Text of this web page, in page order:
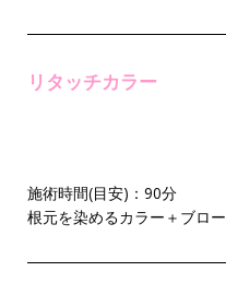
リタッチカラー
施術時間(目安)：90分
根元を染めるカラー＋ブロー